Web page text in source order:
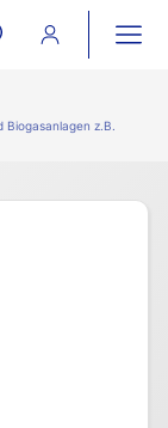
z.B.